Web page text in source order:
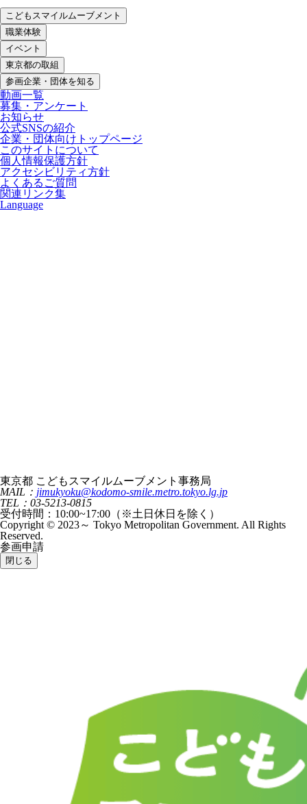
こどもスマイルムーブメント
職業体験
イベント
東京都の取組
参画企業・団体を知る
動画一覧
募集・アンケート
お知らせ
公式SNSの紹介
企業・団体向けトップページ
このサイトについて
個人情報保護方針
アクセシビリティ方針
よくあるご質問
関連リンク集
Language
東京都 こどもスマイルムーブメント事務局
MAIL： jimukyoku@kodomo-smile.metro.tokyo.lg.jp
TEL：03-5213-0815
受付時間：10:00~17:00（※土日休日を除く）
Copyright © 2023～ Tokyo Metropolitan Government. All Rights
Reserved.
参画申請
閉じる